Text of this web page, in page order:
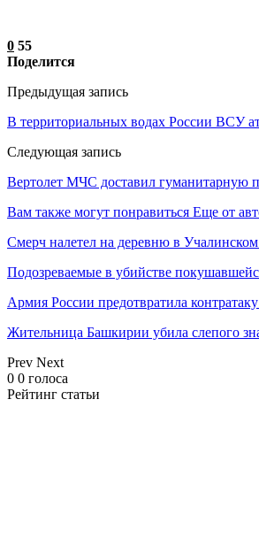
0 55
Поделится
Предыдущая запись
В территориальных водах России ВСУ
Следующая запись
Вертолет МЧС доставил гуманитарную
Вам также могут понравиться Еще от
Смерч налетел на деревню в
Подозреваемые в убийстве
Армия России предотвратила
Жительница Башкирии убила слепого
Prev Next
0 0 голоса
Рейтинг статьи